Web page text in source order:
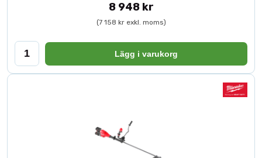
8 948 kr
(7 158 kr exkl. moms)
Lägg i varukorg